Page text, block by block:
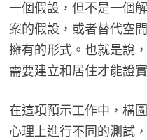
一個假設，但不是一個
案的假設，或者替代空
擁有的形式。也就是說
需要建立和居住才能證
在這項預示工作中，構
心理上進行不同的測試